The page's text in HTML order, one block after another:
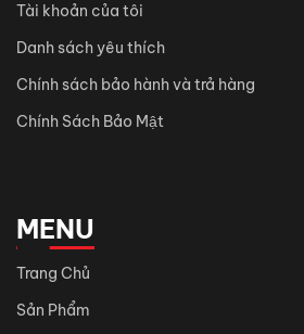
Tài khoản của tôi
Danh sách yêu thích
Chính sách bảo hành và trả hàng
Chính Sách Bảo Mật
MENU
Trang Chủ
Sản Phẩm